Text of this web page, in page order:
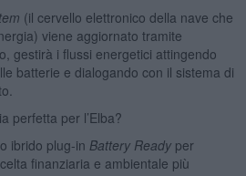
(il cervello elettronico della nave che
viene aggiornato tramite
gestirà i flussi energetici attingendo
batterie e dialogando con il sistema di
perfetta per l’Elba?
ibrido plug-in Battery Readyper
finanziaria e ambientale più